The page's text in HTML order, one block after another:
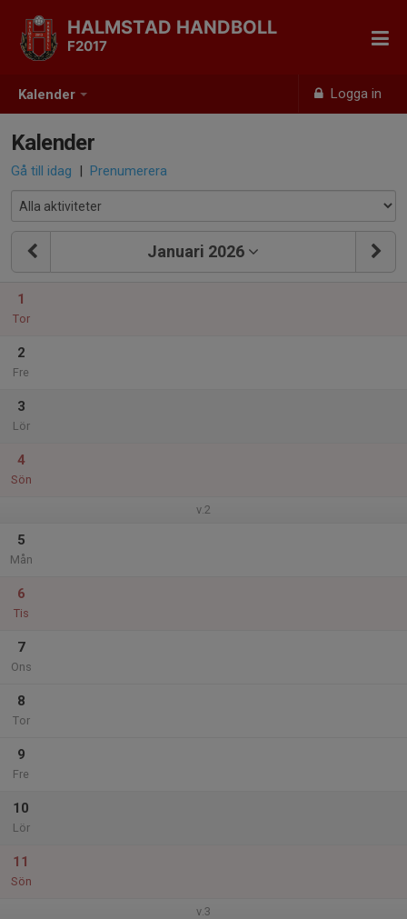
Kalender Logga in
HALMSTAD HANDBOLL
F2017
Kalender
Gå till idag | Prenumerera
Januari 2026
1
Tor
2
Fre
3
Lör
4
Sön
v.2
5
Mån
6
Tis
7
Ons
8
Tor
9
Fre
10
Lör
11
Sön
v.3